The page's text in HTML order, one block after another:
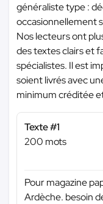
généraliste type :
occasionnellement
Nos lecteurs ont
des textes clairs et
spécialistes. Il est
soient livrés avec
minimum créditée
Texte #1
200 mots
Pour magazine
Ardèche. besoin